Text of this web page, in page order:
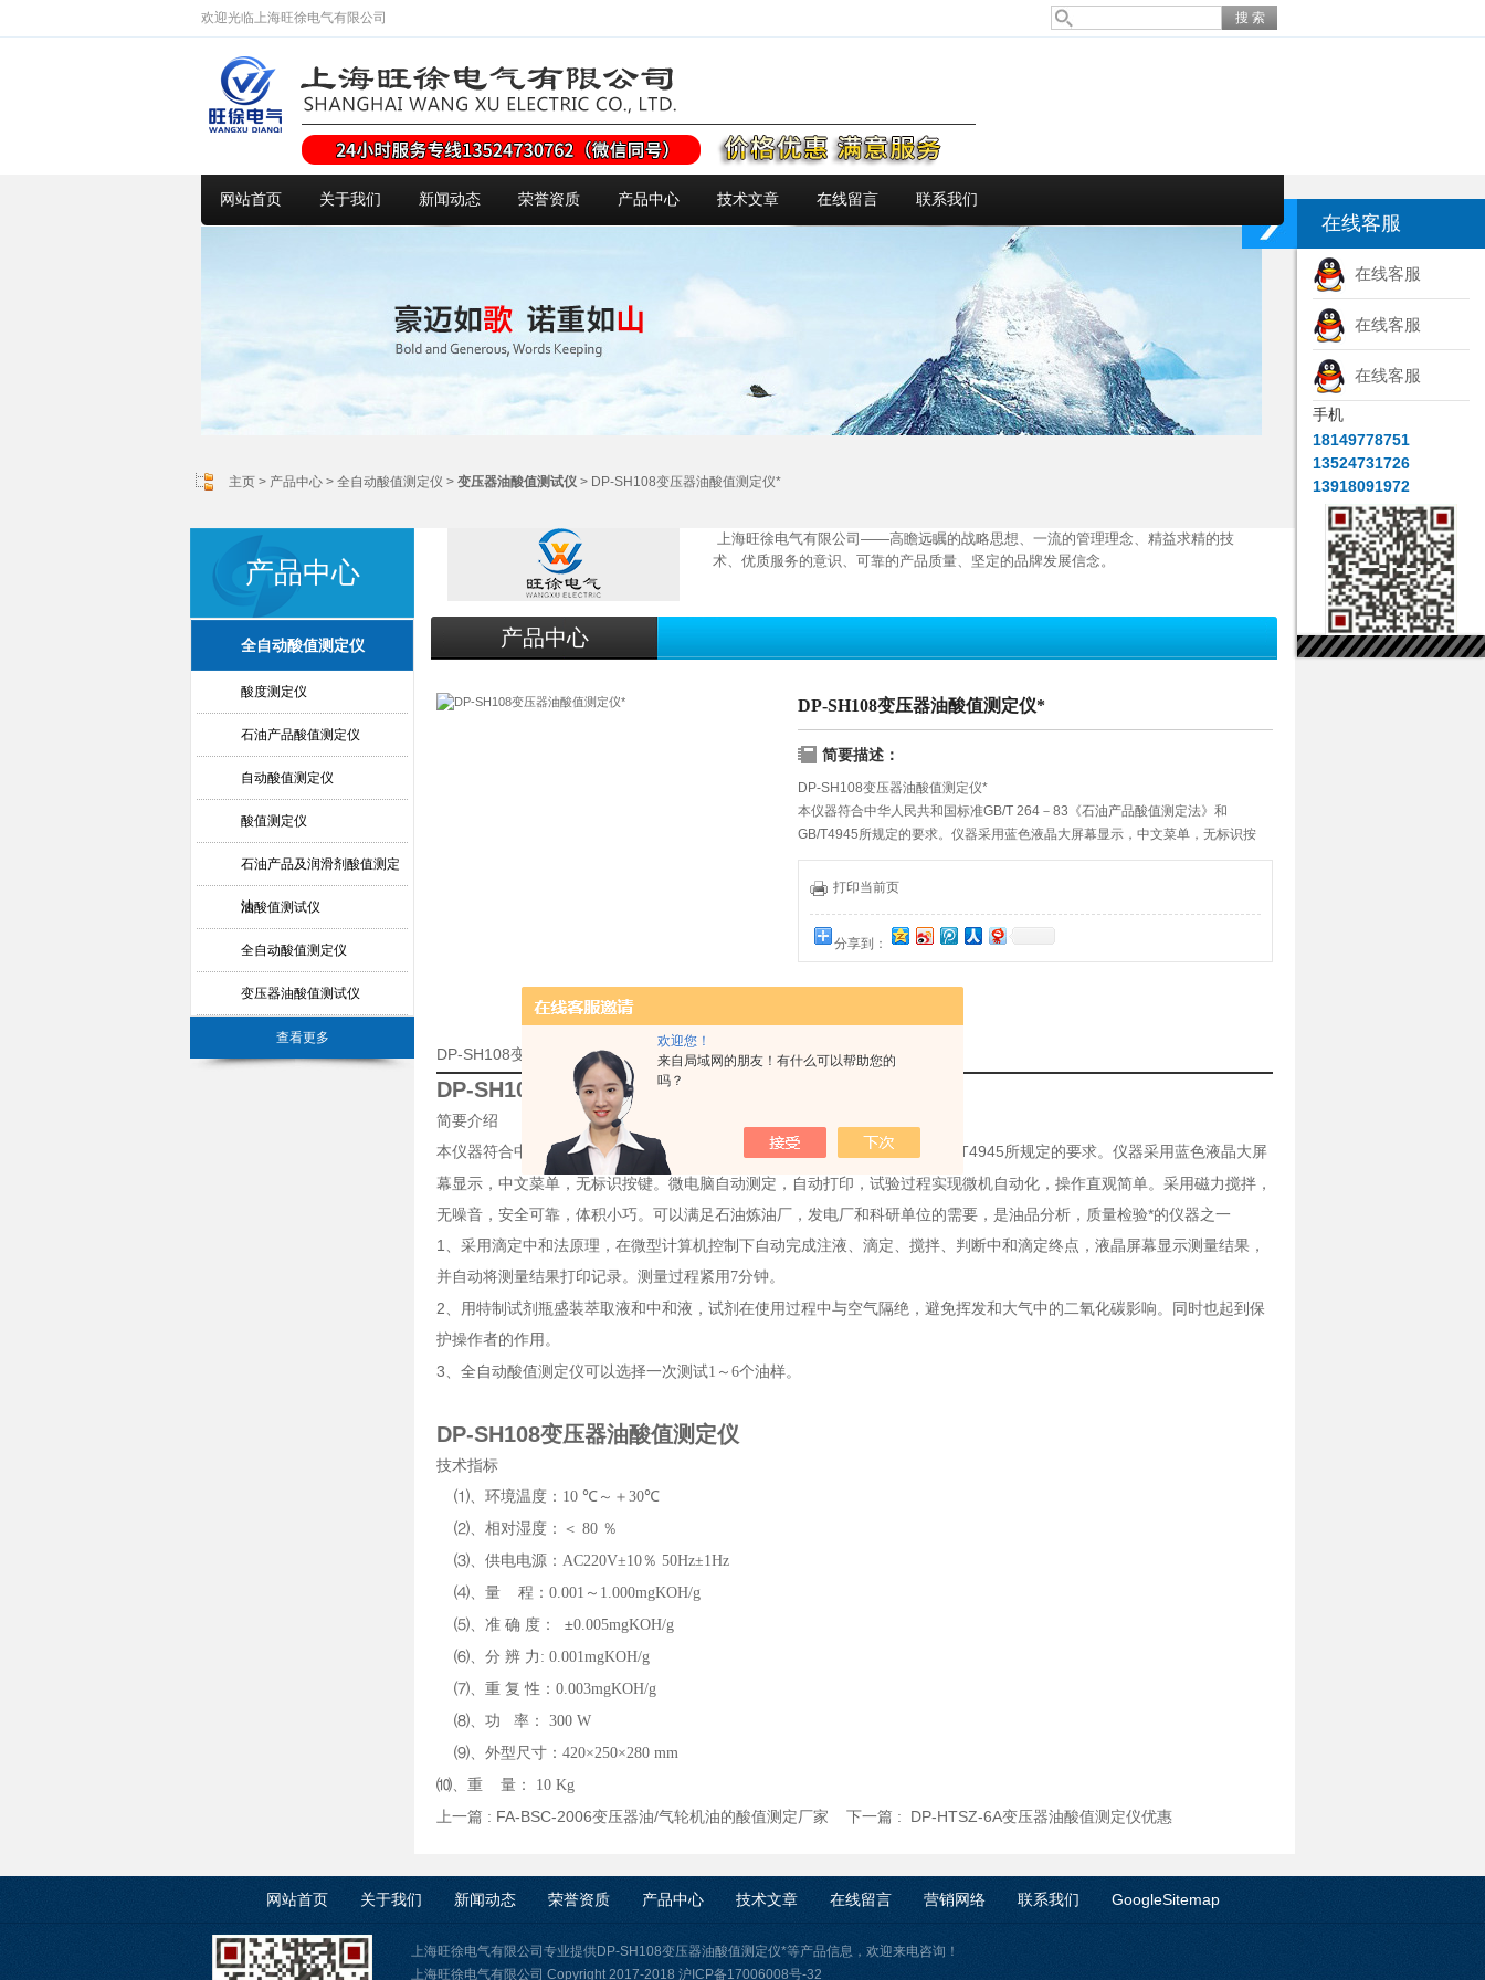
欢迎您！
来自局域网的朋友！有什么可以帮助您的
吗？
欢迎光临上海旺徐电气有限公司
网站首页 关于我们 新闻动态 荣誉资质 产品中心 技术文章 在线留言 联系我们
主页 > 产品中心 > 全自动酸值测定仪 > 变压器油酸值测试仪 > DP-SH108变压器油酸值测定仪*
产品中心
全自动酸值测定仪
酸度测定仪
石油产品酸值测定仪
自动酸值测定仪
酸值测定仪
石油产品及润滑剂酸值测定
法
油酸值测试仪
全自动酸值测定仪
变压器油酸值测试仪
查看更多
上海旺徐电气有限公司——高瞻远瞩的战略思想、一流的管理理念、精益求精的技
术、优质服务的意识、可靠的产品质量、坚定的品牌发展信念。
产品中心
DP-SH108变压器油酸值测定仪*
简要描述：
DP-SH108变压器油酸值测定仪*
本仪器符合中华人民共和国标准GB/T 264－83《石油产品酸值测定法》和
GB/T4945所规定的要求。仪器采用蓝色液晶大屏幕显示，中文菜单，无标识按
键。微电脑自动测定，自动打印，试验过程实现微机自动化，操作直观简单。采
用磁力搅拌，无噪音，安全可靠，体积小巧。可以满足石油炼油厂，发电厂和科
打印当前页
分享到：
DP-SH108变压器油酸值测定仪*的详细资料：
DP-SH108变压器油酸值测定仪
简要介绍
本仪器符合中华人民共和国标准
GB/T 264 《石油产品酸值测定法》和
GB/T4945所规定的要求。仪器采用蓝色液晶大屏
幕显示，中文菜单，无标识按键。微电脑自动测定，自动打印，试验过程实现微机自动化，操作直观简单。采用磁力搅拌，
无噪音，安全可靠，体积小巧。可以满足石油炼油厂，发电厂和科研单位的需要，是油品分析，质量检验*的仪器之一
1 、采用滴定中和法原理，在微型计算机控制下自动完成注液、滴定、搅拌、判断中和滴定终点，液晶屏幕显示测量结果，
并自动将测量结果打印记录。测量过程紧用 7分钟。
2、用特制试剂瓶盛装萃取液和中和液，试剂在使用过程中与空气隔绝，避免挥发和大气中的二氧化碳影响。同时也起到保
护操作者的作用。
3、全自动酸值测定仪可以选择一次测试1 ～ 6个油样。
DP-SH108变压器油酸值测定仪
技术指标
⑴、环境温度： 10 ℃～＋ 30℃
⑵、相对湿度：＜ 80 ％
⑶、供电电源： AC220V±10％ 50Hz±1Hz
⑷、量 程： 0.001 ～ 1.000mgKOH/g
⑸、准 确 度： ±0.005mgKOH/g
⑹、分 辨 力 : 0.001mgKOH/g
⑺、重 复 性： 0.003mgKOH/g
⑻、功 率： 300 W
⑼、外型尺寸： 420×250×280 mm
⑽、重 量： 10 Kg
上一篇 : FA-BSC-2006变压器油/气轮机油的酸值测定厂家 下一篇 : DP-HTSZ-6A变压器油酸值测定仪优惠
网站首页 关于我们 新闻动态 荣誉资质 产品中心 技术文章 在线留言 营销网络 联系我们 GoogleSitemap
上海旺徐电气有限公司专业提供DP-SH108变压器油酸值测定仪*等产品信息，欢迎来电咨询！
上海旺徐电气有限公司 Copyright 2017-2018 沪ICP备17006008号-32
在线客服
在线客服
在线客服
在线客服
手机
18149778751
13524731726
13918091972